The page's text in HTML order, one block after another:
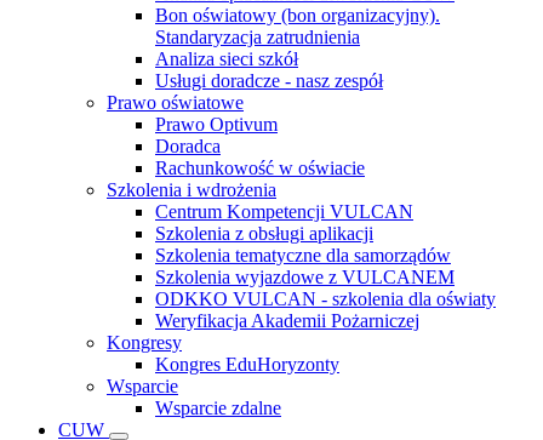
Bon oświatowy (bon organizacyjny).
Standaryzacja zatrudnienia
Analiza sieci szkół
Usługi doradcze - nasz zespół
Prawo oświatowe
Prawo Optivum
Doradca
Rachunkowość w oświacie
Szkolenia i wdrożenia
Centrum Kompetencji VULCAN
Szkolenia z obsługi aplikacji
Szkolenia tematyczne dla samorządów
Szkolenia wyjazdowe z VULCANEM
ODKKO VULCAN - szkolenia dla oświaty
Weryfikacja Akademii Pożarniczej
Kongresy
Kongres EduHoryzonty
Wsparcie
Wsparcie zdalne
CUW